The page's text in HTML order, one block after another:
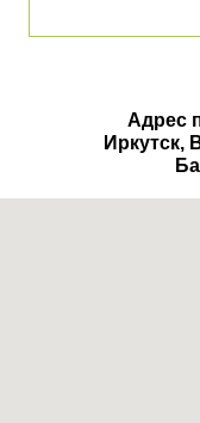
Адрес
Иркутск,